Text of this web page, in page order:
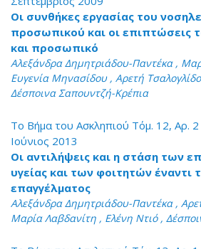
Οι συνθήκες εργασίας του
προσωπικού και οι επιπτώσεις
και προσωπικό
Αλεξάνδρα Δημητριάδου-Παντέκα ,
Ευγενία Μηνασίδου , Αρετή
Δέσποινα Σαπουντζή-Κρέπια
Το Βήμα του Ασκληπιού Τόμ. 12, Αρ. 2
Ιούνιος 2013
Οι αντιλήψεις και η στάση των
υγείας και των φοιτητών έναντι
επαγγέλματος
Αλεξάνδρα Δημητριάδου-Παντέκα ,
Μαρία Λαβδανίτη , Ελένη Ντιό ,